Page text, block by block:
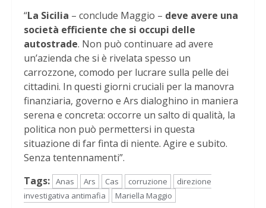
“La Sicilia – conclude Maggio – deve avere una
società efficiente che si occupi delle
autostrade. Non può continuare ad avere
un’azienda che si è rivelata spesso un
carrozzone, comodo per lucrare sulla pelle dei
cittadini. In questi giorni cruciali per la manovra
finanziaria, governo e Ars dialoghino in maniera
serena e concreta: occorre un salto di qualità, la
politica non può permettersi in questa
situazione di far finta di niente. Agire e subito.
Senza tentennamenti”.
Tags: Anas Ars Cas corruzione
direzione
investigativa antimafia
Mariella Maggio